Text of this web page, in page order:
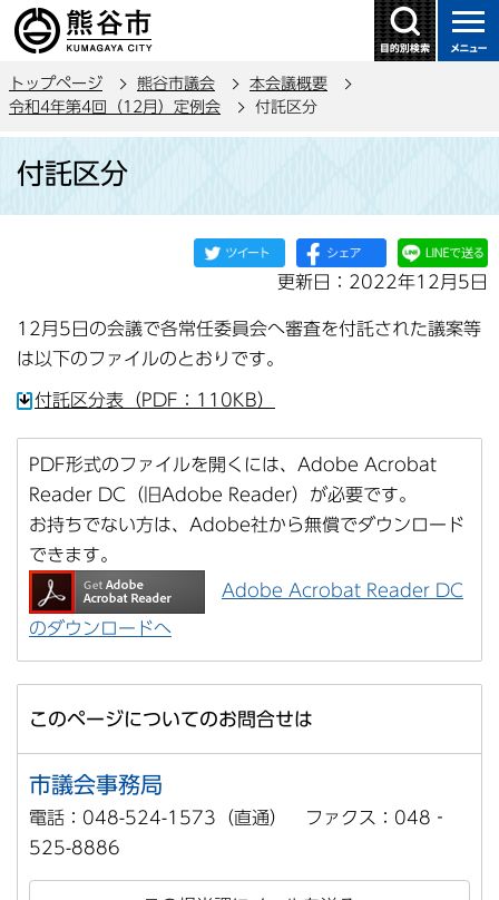
の
ー
トップページ 熊谷市議会
本会議概要
令和4年第4回（12月）定例会
付託区分
付託区分
更新日：2022年12月5日
12月5日の会議で各常任委員会へ審査を付託された議案等
は以下のファイルのとおりです。
付託区分表（PDF：110KB）
PDF形式のファイルを開くには、Adobe Acrobat
Reader DC（旧Adobe Reader）が必要です。
お持ちでない方は、Adobe社から無償でダウンロード
できます。
Adobe Acrobat Reader DC
のダウンロードへ
このページについてのお問合せは
市議会事務局
電話：048-524-1573（直通） ファクス：048‐
525-8886